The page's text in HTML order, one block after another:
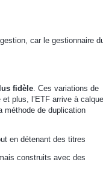
car le gestionnaire
fidèle. Ces variations de
plus, l’ETF arrive à
méthode de duplication
en détenant des titres
construits avec des